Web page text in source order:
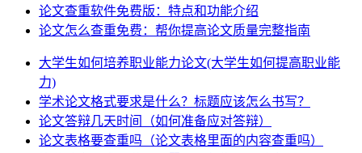
论文查重软件免费版：特点和功能介绍
论文怎么查重免费：帮你提高论文质量完整指南
大学生如何培养职业能力论文(大学生如何提高职业能
力)
学术论文格式要求是什么？标题应该怎么书写？
论文答辩几天时间（如何准备应对答辩）
论文表格要查重吗（论文表格里面的内容查重吗）